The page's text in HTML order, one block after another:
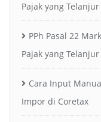
Pajak yang
PPh Pasal 22
Pajak yang
Cara Input
Impor di Coretax